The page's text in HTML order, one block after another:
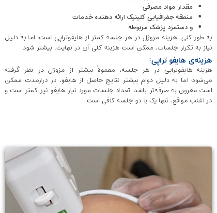
مقدار مواد مصرفی
منطقه جغرافیایی کلینیک ارائه ‌دهنده خدمات
و دستمزد پزشک مربوطه
به طور کلی، هزینه مزوژل در هر جلسه کمتر از هایفوتراپی است؛ اما به دلیل
نیاز به تکرار جلسات، ممکن است هزینه کلی آن در نهایت، بیشتر شود.
هزینه‌ی هایفو تراپی:
هزینه هایفوتراپی در هر جلسه، معمولاً بیشتر از مزوژل در نظر گرفته
می‌شود؛ اما به دلیل دوام بیشتر نتایج حاصل از هایفو، در درازمدت ممکن
است مقرون به صرفه‌تر باشد. تعداد جلسات مورد نیاز هایفو نیز کمتر است و
در اغلب مواقع، تنها یک یا دو جلسه کافی است.